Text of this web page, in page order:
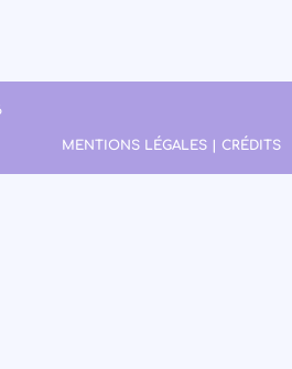
MENTIONS LÉGALES | CRÉDITS